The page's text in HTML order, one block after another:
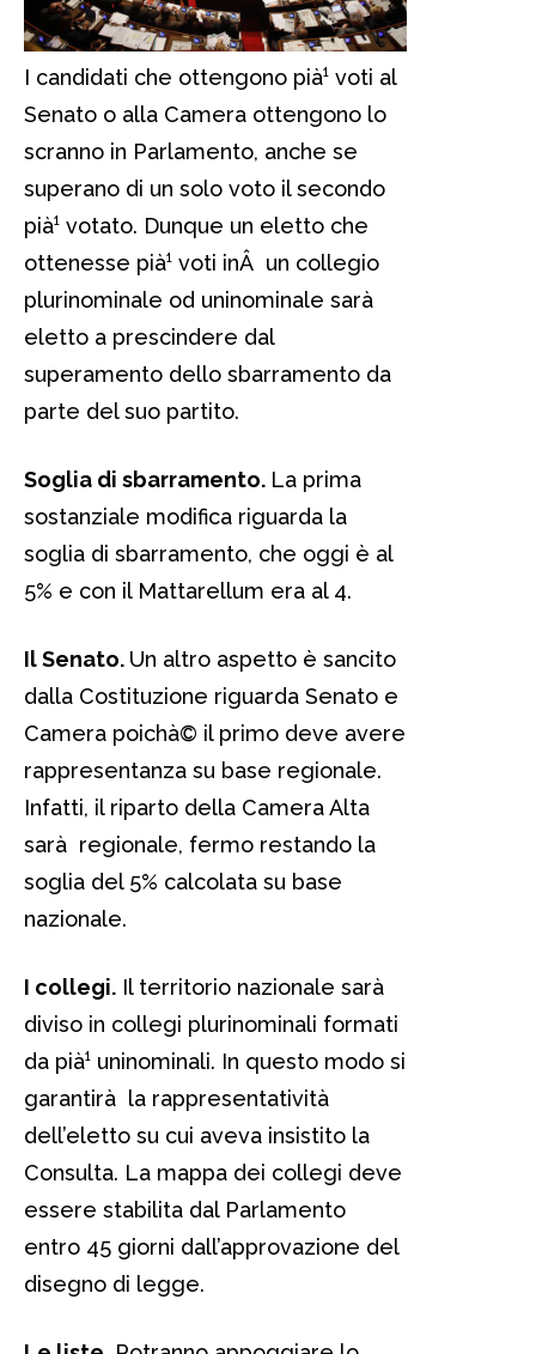
I candidati che ottengono pià¹ voti al
Senato o alla Camera ottengono lo
scranno in Parlamento, anche se
superano di un solo voto il secondo
pià¹ votato. Dunque un eletto che
ottenesse pià¹ voti inÂ un collegio
plurinominale od uninominale sarà
eletto a prescindere dal
superamento dello sbarramento da
parte del suo partito.
Soglia di sbarramento. La prima
sostanziale modifica riguarda la
soglia di sbarramento, che oggi è al
5% e con il Mattarellum era al 4.
Il Senato. Un altro aspetto è sancito
dalla Costituzione riguarda Senato e
Camera poichà© il primo deve avere
rappresentanza su base regionale.
Infatti, il riparto della Camera Alta
sarà regionale, fermo restando la
soglia del 5% calcolata su base
nazionale.
I collegi. Il territorio nazionale sarà
diviso in collegi plurinominali formati
da pià¹ uninominali. In questo modo si
garantirà la rappresentatività
dell’eletto su cui aveva insistito la
Consulta. La mappa dei collegi deve
essere stabilita dal Parlamento
entro 45 giorni dall’approvazione del
disegno di legge.